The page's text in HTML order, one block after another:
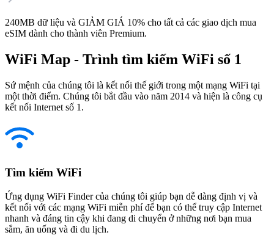
240MB dữ liệu và GIẢM GIÁ 10% cho tất cả các giao dịch mua
eSIM dành cho thành viên Premium.
WiFi Map - Trình tìm kiếm WiFi số 1
Sứ mệnh của chúng tôi là kết nối thế giới trong một mạng WiFi tại
một thời điểm. Chúng tôi bắt đầu vào năm 2014 và hiện là công cụ
kết nối Internet số 1.
Tìm kiếm WiFi
Ứng dụng WiFi Finder của chúng tôi giúp bạn dễ dàng định vị và
kết nối với các mạng WiFi miễn phí để bạn có thể truy cập Internet
nhanh và đáng tin cậy khi đang di chuyển ở những nơi bạn mua
sắm, ăn uống và đi du lịch.